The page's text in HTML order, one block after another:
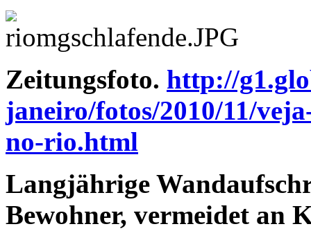
Zeitungsfoto. http://
janeiro/fotos/2010/11/
no-rio.html
Langjährige
Bewohner, vermeidet an